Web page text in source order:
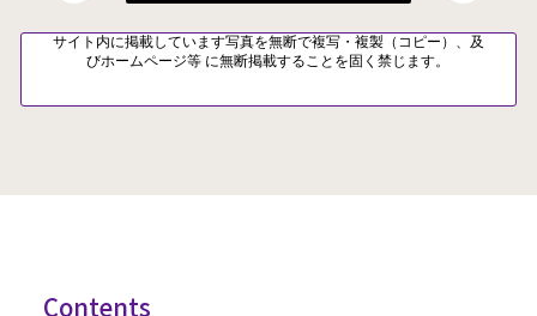
サイト内に掲載しています写真を無断で複写・複製（コピー）、及
びホームページ等 に無断掲載することを固く禁じます。
Contents